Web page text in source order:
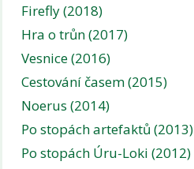
Firefly (2018)
Hra o trůn (2017)
Vesnice (2016)
Cestování časem (2015)
Noerus (2014)
Po stopách artefaktů (2013)
Po stopách Úru-Loki (2012)